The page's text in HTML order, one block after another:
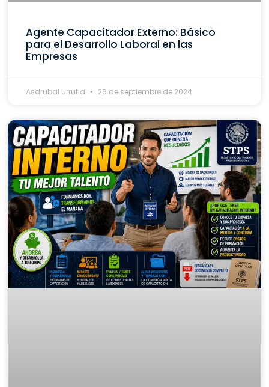
Agente Capacitador Externo: Básico
para el Desarrollo Laboral en las
Empresas
Asdrubal Urrutia 26 de septiembre de 2024